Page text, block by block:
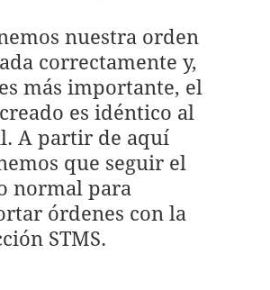
nuestra orden
correctamente y,
más importante, el
es idéntico al
A partir de aquí
que seguir el
normal para
órdenes con la
STMS.